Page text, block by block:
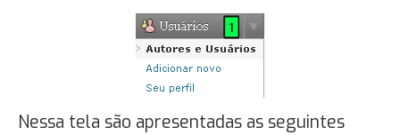
Nessa tela são apresentadas as seguintes